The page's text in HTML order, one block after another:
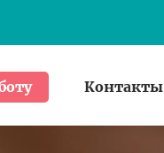
Контакты